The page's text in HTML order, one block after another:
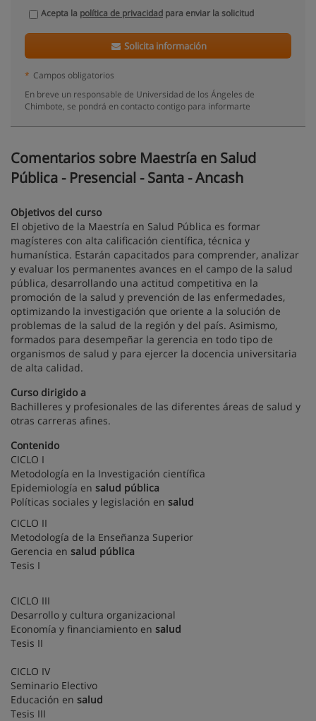
Acepta la política de privacidad para enviar la solicitud
Solicita información
* Campos obligatorios
En breve un responsable de Universidad de los Ángeles de
Chimbote, se pondrá en contacto contigo para informarte
Comentarios sobre Maestría en Salud
Pública - Presencial - Santa - Ancash
Objetivos del curso
El objetivo de la Maestría en Salud Pública es formar
magísteres con alta calificación científica, técnica y
humanística. Estarán capacitados para comprender, analizar
y evaluar los permanentes avances en el campo de la salud
pública, desarrollando una actitud competitiva en la
promoción de la salud y prevención de las enfermedades,
optimizando la investigación que oriente a la solución de
problemas de la salud de la región y del país. Asimismo,
formados para desempeñar la gerencia en todo tipo de
organismos de salud y para ejercer la docencia universitaria
de alta calidad.
Curso dirigido a
Bachilleres y profesionales de las diferentes áreas de salud y
otras carreras afines.
Contenido
CICLO I
Metodología en la Investigación científica
Epidemiología en salud pública
Políticas sociales y legislación en salud
CICLO II
Metodología de la Enseñanza Superior
Gerencia en salud pública
Tesis I
CICLO III
Desarrollo y cultura organizacional
Economía y financiamiento en salud
Tesis II
CICLO IV
Seminario Electivo
Educación en salud
Tesis III